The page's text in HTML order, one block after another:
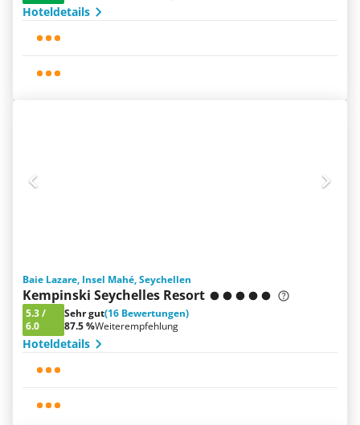
Hoteldetails
Baie Lazare, Insel Mahé, Seychellen
Kempinski Seychelles Resort
5.3/
6.0
Sehr gut(16 Bewertungen)
87.5 %Weiterempfehlung
Hoteldetails